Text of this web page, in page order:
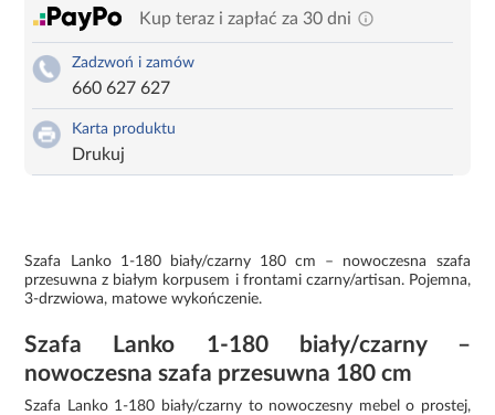
Kup teraz i zapłać za 30 dni
Zadzwoń i zamów
660 627 627
Karta produktu
Drukuj
Szafa Lanko 1-180 biały/czarny 180 cm – nowoczesna szafa
przesuwna z białym korpusem i frontami czarny/artisan. Pojemna,
3-drzwiowa, matowe wykończenie.
Szafa Lanko 1-180 biały/czarny –
nowoczesna szafa przesuwna 180 cm
Szafa Lanko 1-180 biały/czarny to nowoczesny mebel o prostej,